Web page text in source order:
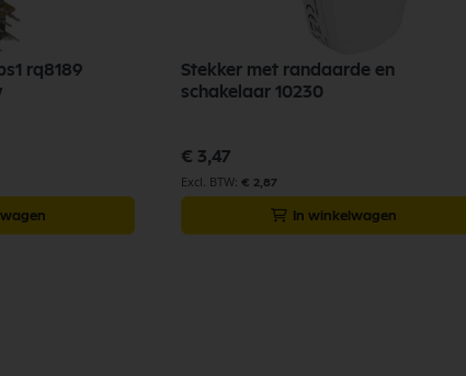
rq8189
Stekker met randaarde en
schakelaar 10230
€ 3,47
€ 2,87
In winkelwagen